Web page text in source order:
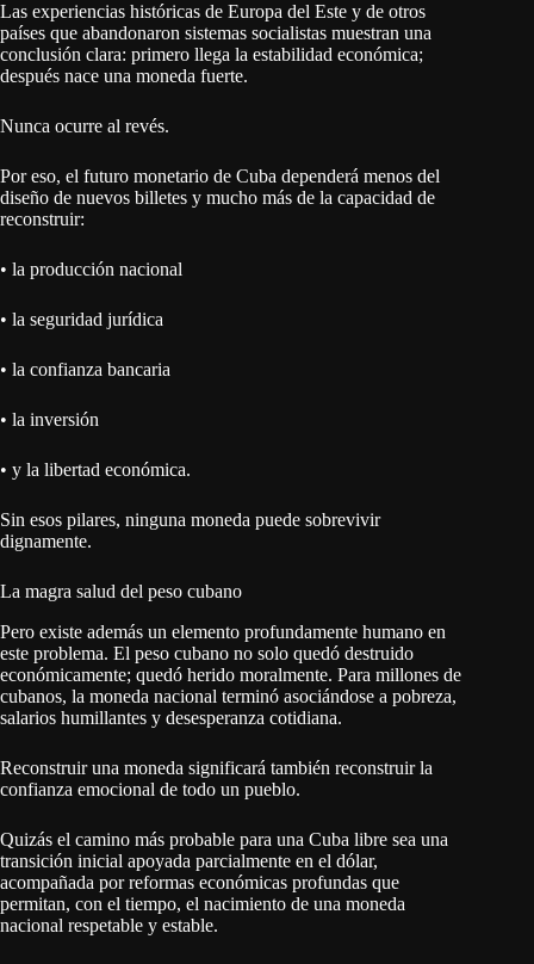
Las experiencias históricas de Europa del Este y de otros
países que abandonaron sistemas socialistas muestran una
conclusión clara: primero llega la estabilidad económica;
después nace una moneda fuerte.
Nunca ocurre al revés.
Por eso, el futuro monetario de Cuba dependerá menos del
diseño de nuevos billetes y mucho más de la capacidad de
reconstruir:
• la producción nacional
• la seguridad jurídica
• la confianza bancaria
• la inversión
• y la libertad económica.
Sin esos pilares, ninguna moneda puede sobrevivir
dignamente.
La magra salud del peso cubano
Pero existe además un elemento profundamente humano en
este problema. El peso cubano no solo quedó destruido
económicamente; quedó herido moralmente. Para millones de
cubanos, la moneda nacional terminó asociándose a pobreza,
salarios humillantes y desesperanza cotidiana.
Reconstruir una moneda significará también reconstruir la
confianza emocional de todo un pueblo.
Quizás el camino más probable para una Cuba libre sea una
transición inicial apoyada parcialmente en el dólar,
acompañada por reformas económicas profundas que
permitan, con el tiempo, el nacimiento de una moneda
nacional respetable y estable.